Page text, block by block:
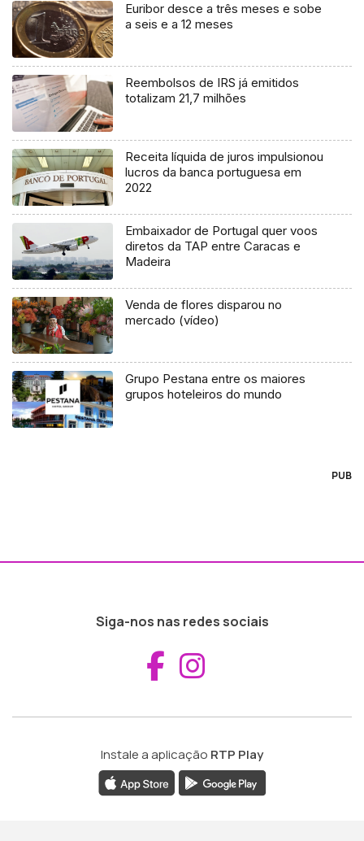
Euribor desce a três meses e sobe
a seis e a 12 meses
Reembolsos de IRS já emitidos
totalizam 21,7 milhões
Receita líquida de juros impulsionou
lucros da banca portuguesa em
2022
Embaixador de Portugal quer voos
diretos da TAP entre Caracas e
Madeira
Venda de flores disparou no
mercado (vídeo)
Grupo Pestana entre os maiores
grupos hoteleiros do mundo
PUB
Siga-nos nas redes sociais
Aceder ao
Instale a aplicação RTP Play